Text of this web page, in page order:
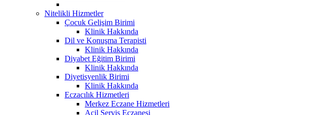
Nitelikli Hizmetler
Çocuk Gelişim Birimi
Klinik Hakkında
Dil ve Konuşma Terapisti
Klinik Hakkında
Diyabet Eğitim Birimi
Klinik Hakkında
Diyetisyenlik Birimi
Klinik Hakkında
Eczacılık Hizmetleri
Merkez Eczane Hizmetleri
Acil Servis Eczanesi